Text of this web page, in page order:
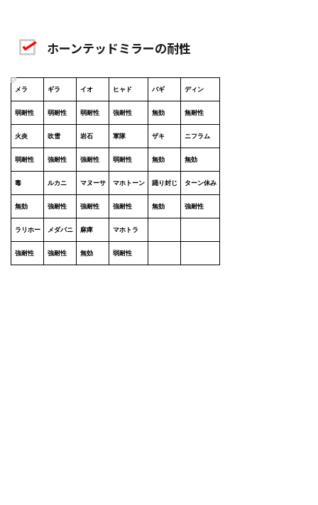
ホーンテッドミラーの耐性
メラ ギラ イオ ヒャド バギ ディン
弱耐性 弱耐性 弱耐性 強耐性 無効 無耐性
火炎 吹雪 岩石 軍隊 ザキ ニフラム
弱耐性 強耐性 強耐性 弱耐性 無効 無効
毒 ルカニ マヌーサ マホトーン 踊り封じ ターン休み
無効 強耐性 強耐性 強耐性 無効 強耐性
ラリホー メダパニ 麻痺 マホトラ
強耐性 強耐性 無効 弱耐性